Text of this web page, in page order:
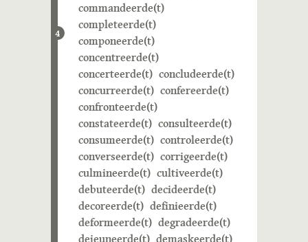
4
commandeerde(t)
completeerde(t)
componeerde(t)
concentreerde(t)
concerteerde(t) concludeerde(t)
concurreerde(t) confereerde(t)
confronteerde(t)
constateerde(t) consulteerde(t)
consumeerde(t) controleerde(t)
converseerde(t) corrigeerde(t)
culmineerde(t) cultiveerde(t)
debuteerde(t) decideerde(t)
decoreerde(t) definieerde(t)
deformeerde(t) degradeerde(t)